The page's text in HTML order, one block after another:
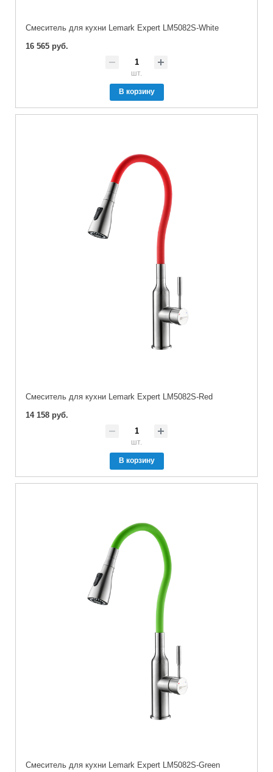
Cмеситель для кухни Lemark Expert LM5082S-White
16 565 руб.
шт.
В корзину
Cмеситель для кухни Lemark Expert LM5082S-Red
14 158 руб.
шт.
В корзину
Cмеситель для кухни Lemark Expert LM5082S-Green